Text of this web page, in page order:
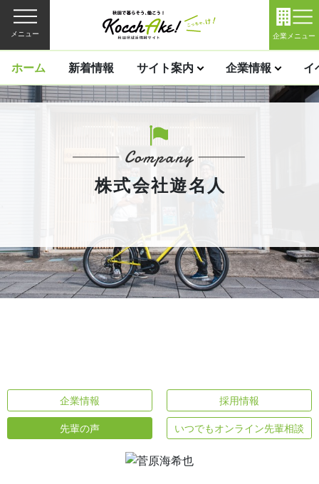
メニュー 企業メニュー
ホーム 新着情報 サイト案内 企業情報 イ
株式会社遊名人
企業情報 採用情報
先輩の声 いつでもオンライン先輩相談